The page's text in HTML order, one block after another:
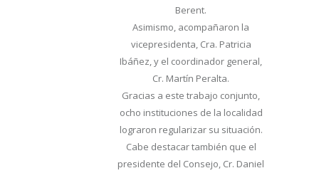
Berent.
Asimismo, acompañaron la
vicepresidenta, Cra. Patricia
Ibáñez, y el coordinador general,
Cr. Martín Peralta.
Gracias a este trabajo conjunto,
ocho instituciones de la localidad
lograron regularizar su situación.
Cabe destacar también que el
presidente del Consejo, Cr. Daniel